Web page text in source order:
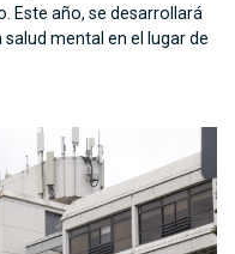
Este año, se desarrollará
mental en el lugar de